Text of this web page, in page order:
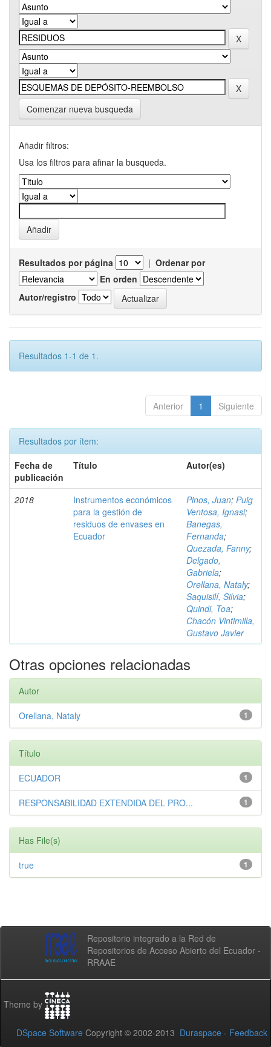
Comenzar nueva busqueda
Añadir filtros:
Usa los filtros para afinar la busqueda.
Resultados por página | Ordenar por
En orden
Autor/registro
Resultados 1-1 de 1.
Anterior 1 Siguiente
Resultados por ítem:
Fecha de
publicación
Título Autor(es)
2018
Instrumentos económicos
para la gestión de
residuos de envases en
Ecuador
Pinos, Juan; Puig
Ventosa, Ignasi;
Banegas,
Fernanda;
Quezada, Fanny;
Delgado,
Gabriela;
Orellana, Nataly;
Saquisilí, Silvia;
Quindi, Toa;
Chacón Vintimilla,
Gustavo Javier
Otras opciones relacionadas
Autor
1
Orellana, Nataly
Título
1
ECUADOR
1
RESPONSABILIDAD EXTENDIDA DEL PRO...
Has File(s)
1
true
Repositorio integrado a la Red de
Repositorios de Acceso Abierto del Ecuador -
RRAAE
Theme by
DSpace Software Copyright © 2002-2013 Duraspace - Feedback